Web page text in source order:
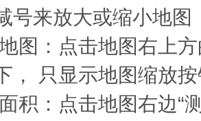
号来放大或缩小地图
图：点击地图右上方
， 只显示地图缩放
积：点击地图右边“